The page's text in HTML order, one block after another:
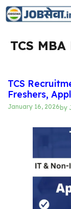
Skip
TCS
TCS
Freshers,
January 16, 2026 by